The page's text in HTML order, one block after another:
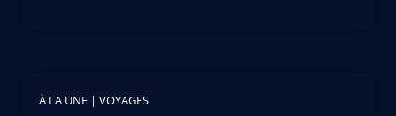
À LA UNE | VOYAGES